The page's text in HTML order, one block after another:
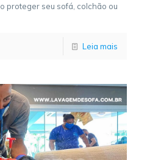
proteger seu sofá, colchão ou
Leia mais